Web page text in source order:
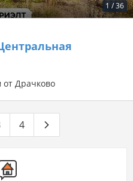
1 /36
от Драчково
4